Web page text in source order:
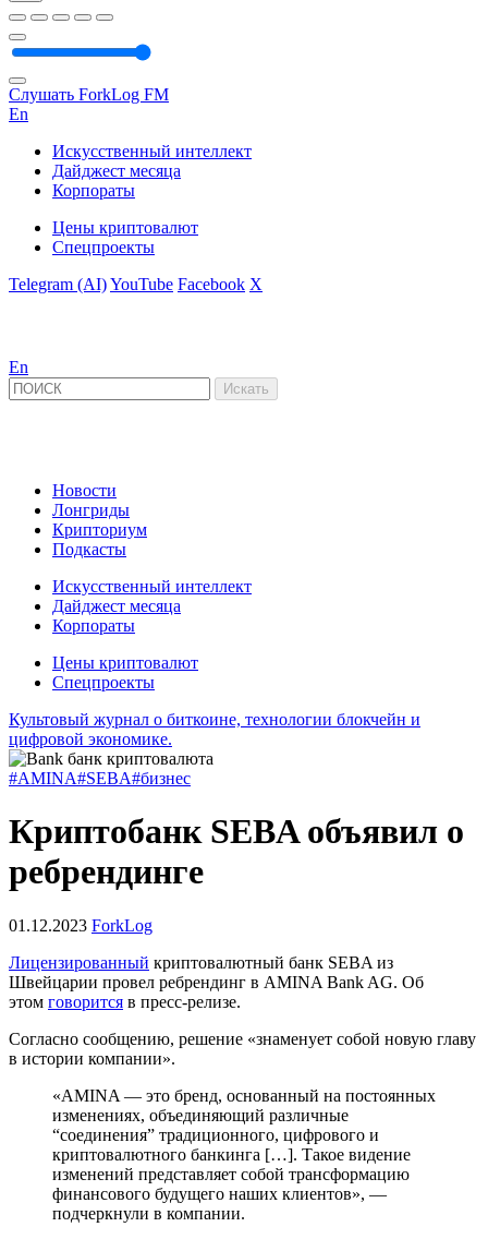
Слушать ForkLog FM
En
Искусственный интеллект
Дайджест месяца
Корпораты
Цены криптовалют
Спецпроекты
Telegram (AI)YouTube Facebook X
En
Новости
Лонгриды
Крипториум
Подкасты
Искусственный интеллект
Дайджест месяца
Корпораты
Цены криптовалют
Спецпроекты
Культовый журнал о биткоине, технологии блокчейн и
цифровой экономике.
#AMINA#SEBA#бизнес
Криптобанк SEBA объявил о
ребрендинге
01.12.2023 ForkLog
Лицензированный криптовалютный банк SEBA из
Швейцарии провел ребрендинг в AMINA Bank AG. Об
этом говорится в пресс-релизе.
Согласно сообщению, решение «знаменует собой новую главу
в истории компании».
«AMINA — это бренд, основанный на постоянных
изменениях, объединяющий различные
“соединения” традиционного, цифрового и
криптовалютного банкинга […]. Такое видение
изменений представляет собой трансформацию
финансового будущего наших клиентов», —
подчеркнули в компании.